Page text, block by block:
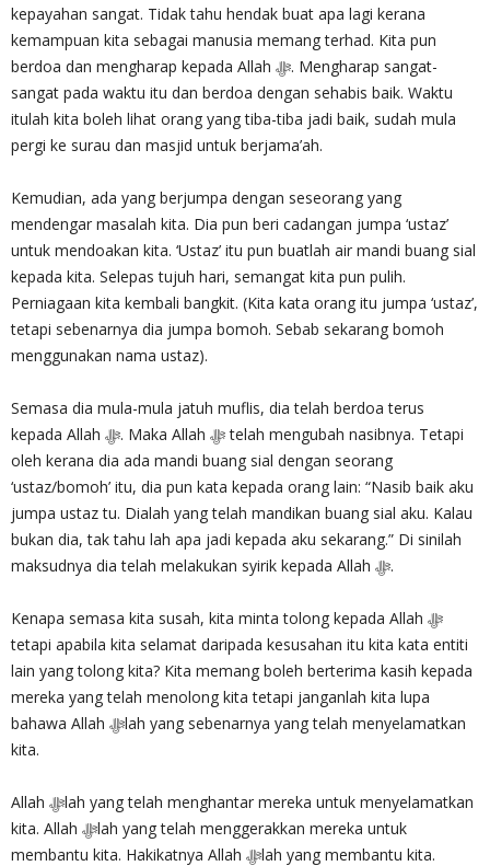
kepayahan sangat. Tidak tahu hendak buat apa lagi kerana
kemampuan kita sebagai manusia memang terhad. Kita pun
berdoa dan mengharap kepada Allah ‎ﷻ. Mengharap sangat-
sangat pada waktu itu dan berdoa dengan sehabis baik. Waktu
itulah kita boleh lihat orang yang tiba-tiba jadi baik, sudah mula
pergi ke surau dan masjid untuk berjama’ah.
Kemudian, ada yang berjumpa dengan seseorang yang
mendengar masalah kita. Dia pun beri cadangan jumpa ‘ustaz’
untuk mendoakan kita. ‘Ustaz’ itu pun buatlah air mandi buang sial
kepada kita. Selepas tujuh hari, semangat kita pun pulih.
Perniagaan kita kembali bangkit. (Kita kata orang itu jumpa ‘ustaz’,
tetapi sebenarnya dia jumpa bomoh. Sebab sekarang bomoh
menggunakan nama ustaz).
Semasa dia mula-mula jatuh muflis, dia telah berdoa terus
kepada Allah ‎ﷻ. Maka Allah ‎ﷻ telah mengubah nasibnya. Tetapi
oleh kerana dia ada mandi buang sial dengan seorang
‘ustaz/bomoh’ itu, dia pun kata kepada orang lain: “Nasib baik aku
jumpa ustaz tu. Dialah yang telah mandikan buang sial aku. Kalau
bukan dia, tak tahu lah apa jadi kepada aku sekarang.” Di sinilah
maksudnya dia telah melakukan syirik kepada Allah ‎ﷻ.
Kenapa semasa kita susah, kita minta tolong kepada Allah ‎ﷻ
tetapi apabila kita selamat daripada kesusahan itu kita kata entiti
lain yang tolong kita? Kita memang boleh berterima kasih kepada
mereka yang telah menolong kita tetapi janganlah kita lupa
bahawa Allah ‎ﷻlah yang sebenarnya yang telah menyelamatkan
kita.
Allah ‎ﷻlah yang telah menghantar mereka untuk menyelamatkan
kita. Allah ‎ﷻlah yang telah menggerakkan mereka untuk
membantu kita. Hakikatnya Allah ‎ﷻlah yang membantu kita.